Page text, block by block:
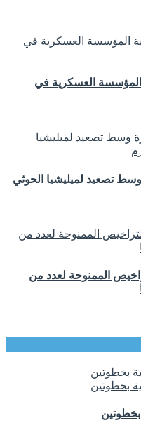
العسكرية في
تصعيد لميليشيا الحوثي
الممنوحة لعدد من